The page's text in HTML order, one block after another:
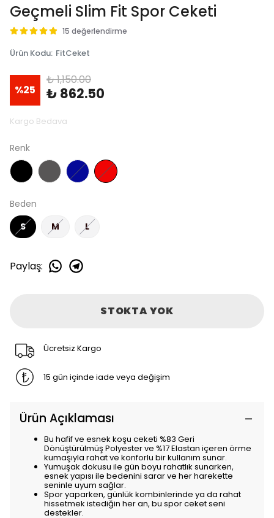
Geçmeli Slim Fit Spor Ceketi
15 değerlendirme
Ürün Kodu: FitCeket
%25
₺ 1,150.00
₺ 862.50
Kargo Bedava
Renk
Beden
S
M L
Paylaş:
STOKTA YOK
Ücretsiz Kargo
15 gün içinde iade veya değişim
Ürün Açıklaması
Bu hafif ve esnek koşu ceketi %83 Geri
Dönüştürülmüş Polyester ve %17 Elastan içeren örme
kumaşıyla rahat ve konforlu bir kullanım sunar.
Yumuşak dokusu ile gün boyu rahatlık sunarken,
esnek yapısı ile bedenini sarar ve her harekette
seninle uyum sağlar.
Spor yaparken, günlük kombinlerinde ya da rahat
hissetmek istediğin her an, bu spor ceket seni
destekler.